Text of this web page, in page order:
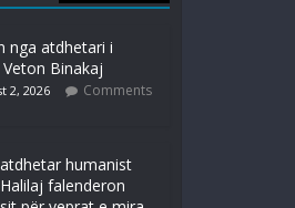
nga atdhetari i
Binakaj
2, 2026
Comments
humanist
falenderon